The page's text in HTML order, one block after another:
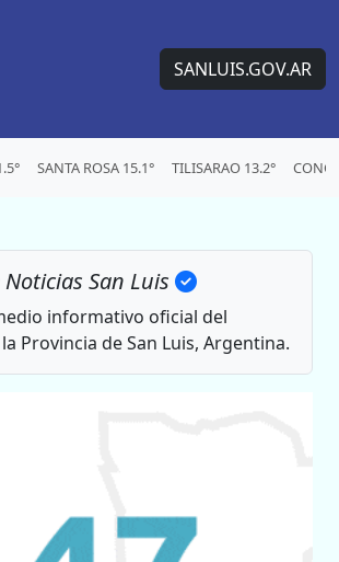
SANLUIS.GOV.AR
SANTA ROSA 15.1° TILISARAO 13.2°
San Luis
informativo oficial del
Provincia de San Luis, Argentina.